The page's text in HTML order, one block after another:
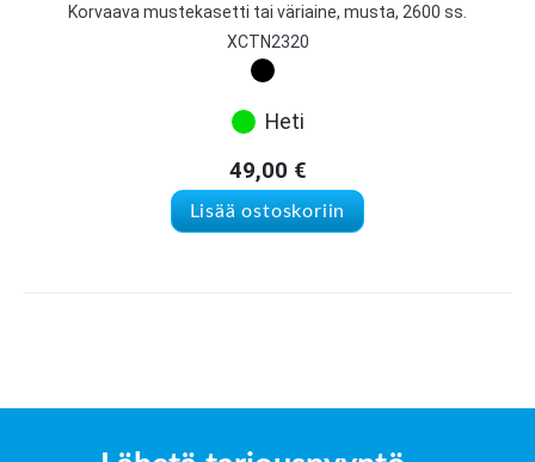
Korvaava mustekasetti tai väriaine, musta, 2600 ss.
XCTN2320
Heti
49,00 €
Lisää ostoskoriin